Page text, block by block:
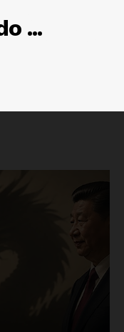
...